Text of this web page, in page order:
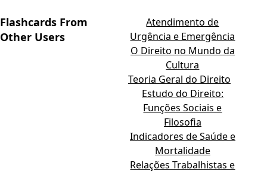
Flashcards From
Other Users
Atendimento de
Urgência e Emergência
O Direito no Mundo da
Cultura
Teoria Geral do Direito
Estudo do Direito:
Funções Sociais e
Filosofia
Indicadores de Saúde e
Mortalidade
Relações Trabalhistas e